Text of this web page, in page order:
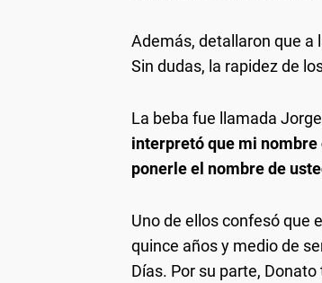
Además, detallaron que a
Sin dudas, la rapidez de
La beba fue llamada
interpretó que mi nombre
ponerle el nombre de
Uno de ellos confesó que
quince años y medio de
Días. Por su parte,